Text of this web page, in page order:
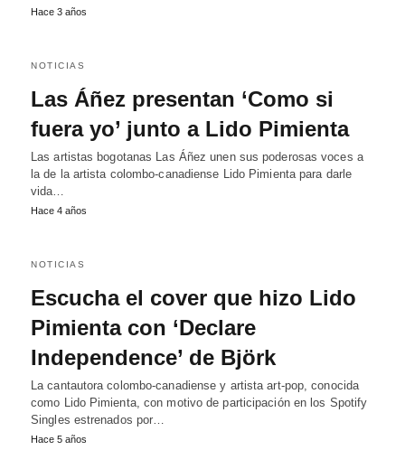
Hace 3 años
NOTICIAS
Las Áñez presentan ‘Como si
fuera yo’ junto a Lido Pimienta
Las artistas bogotanas Las Áñez unen sus poderosas voces a
la de la artista colombo-canadiense Lido Pimienta para darle
vida…
Hace 4 años
NOTICIAS
Escucha el cover que hizo Lido
Pimienta con ‘Declare
Independence’ de Björk
La cantautora colombo-canadiense y artista art-pop, conocida
como Lido Pimienta, con motivo de participación en los Spotify
Singles estrenados por…
Hace 5 años